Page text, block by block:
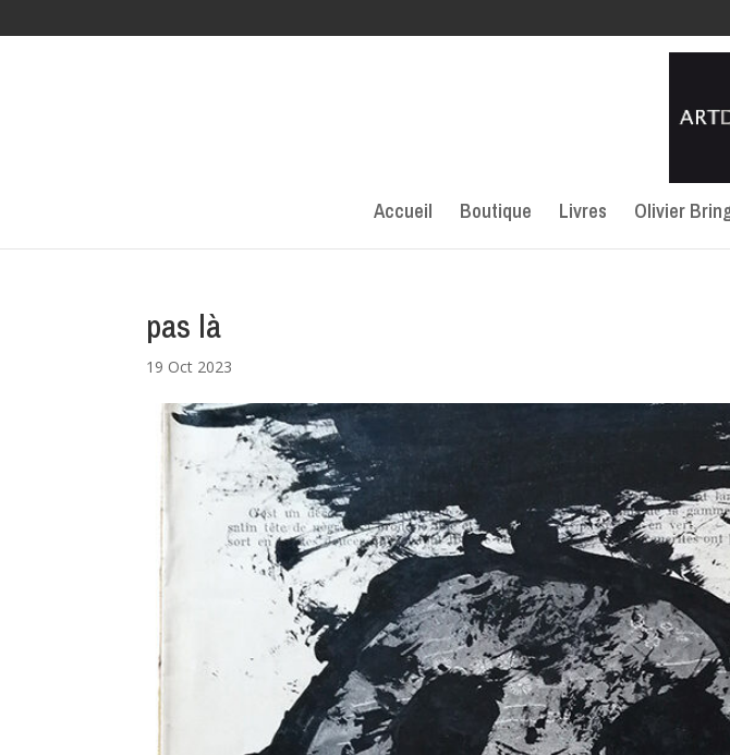
Accueil Boutique Livres Olivier
pas là
19 Oct 2023